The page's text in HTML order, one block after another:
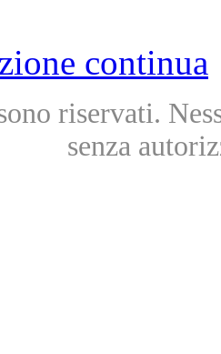
continua
riservati.
senza